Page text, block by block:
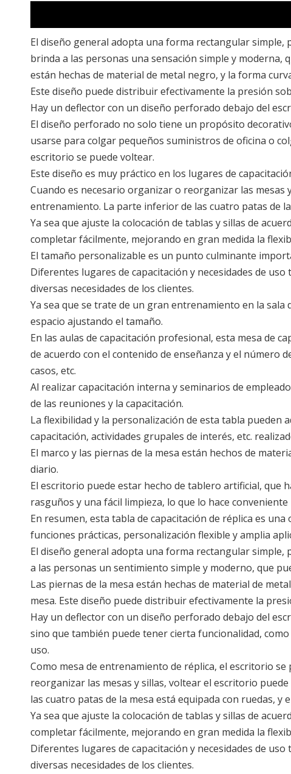
El diseño general adopta una forma rectangular simple,
brinda a las personas una sensación simple y moderna,
están hechas de material de metal negro, y la forma
Este diseño puede distribuir efectivamente la presión
Hay un deflector con un diseño perforado debajo del
El diseño perforado no solo tiene un propósito
usarse para colgar pequeños suministros de oficina o
escritorio se puede voltear.
Este diseño es muy práctico en los lugares de
Cuando es necesario organizar o reorganizar las
entrenamiento. La parte inferior de las cuatro patas de
Ya sea que ajuste la colocación de tablas y sillas de
completar fácilmente, mejorando en gran medida la
El tamaño personalizable es un punto culminante
Diferentes lugares de capacitación y necesidades de
diversas necesidades de los clientes.
Ya sea que se trate de un gran entrenamiento en la
espacio ajustando el tamaño.
En las aulas de capacitación profesional, esta mesa de
de acuerdo con el contenido de enseñanza y el número
casos, etc.
Al realizar capacitación interna y seminarios de
de las reuniones y la capacitación.
La flexibilidad y la personalización de esta tabla pueden
capacitación, actividades grupales de interés, etc.
El marco y las piernas de la mesa están hechos de
diario.
El escritorio puede estar hecho de tablero artificial, que
rasguños y una fácil limpieza, lo que lo hace
En resumen, esta tabla de capacitación de réplica es
funciones prácticas, personalización flexible y amplia
El diseño general adopta una forma rectangular simple,
a las personas un sentimiento simple y moderno, que
Las piernas de la mesa están hechas de material de
mesa. Este diseño puede distribuir efectivamente la
Hay un deflector con un diseño perforado debajo del
sino que también puede tener cierta funcionalidad,
uso.
Como mesa de entrenamiento de réplica, el escritorio
reorganizar las mesas y sillas, voltear el escritorio
las cuatro patas de la mesa está equipada con ruedas, y
Ya sea que ajuste la colocación de tablas y sillas de
completar fácilmente, mejorando en gran medida la
Diferentes lugares de capacitación y necesidades de
diversas necesidades de los clientes.